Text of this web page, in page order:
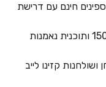
חבילת קבלת פנים עד 200% + 100 ספינים חינם עם דרישת
בונוסי רילוד שבועיים, בונוס קריפטו 150% ותוכנית נאמנות
קזינו לייב